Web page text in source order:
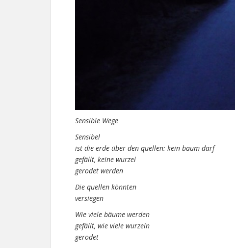
Sensible Wege
Sensibel
ist die erde über den quellen: kein baum darf
gefällt, keine wurzel
gerodet werden
Die quellen könnten
versiegen
Wie viele bäume werden
gefällt, wie viele wurzeln
gerodet